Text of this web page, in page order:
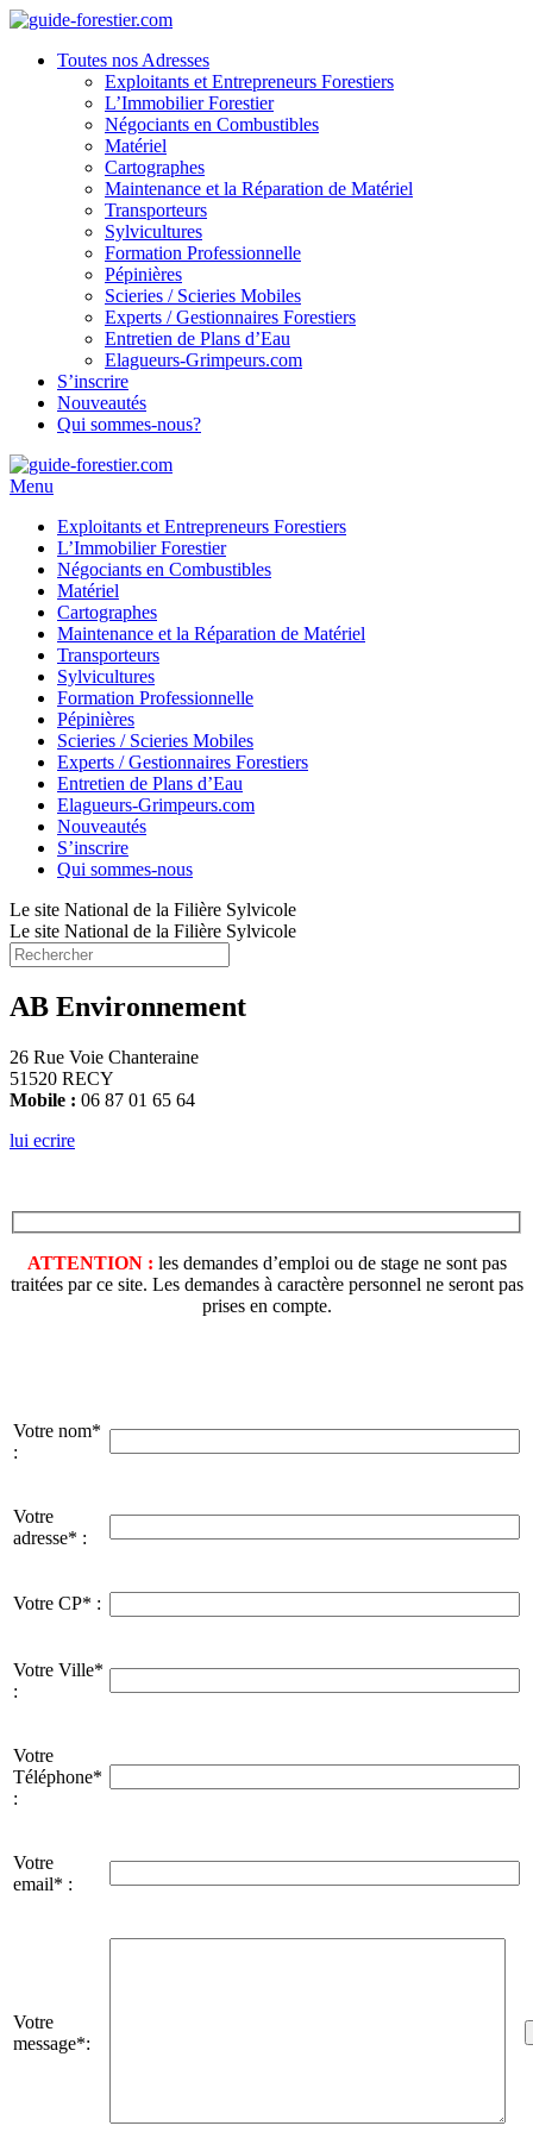
Toutes nos Adresses
Exploitants et Entrepreneurs Forestiers
L’Immobilier Forestier
Négociants en Combustibles
Matériel
Cartographes
Maintenance et la Réparation de Matériel
Transporteurs
Sylvicultures
Formation Professionnelle
Pépinières
Scieries / Scieries Mobiles
Experts / Gestionnaires Forestiers
Entretien de Plans d’Eau
Elagueurs-Grimpeurs.com
S’inscrire
Nouveautés
Qui sommes-nous?
Menu
Exploitants et Entrepreneurs Forestiers
L’Immobilier Forestier
Négociants en Combustibles
Matériel
Cartographes
Maintenance et la Réparation de Matériel
Transporteurs
Sylvicultures
Formation Professionnelle
Pépinières
Scieries / Scieries Mobiles
Experts / Gestionnaires Forestiers
Entretien de Plans d’Eau
Elagueurs-Grimpeurs.com
Nouveautés
S’inscrire
Qui sommes-nous
Le site National de la Filière Sylvicole
Le site National de la Filière Sylvicole
AB Environnement
26 Rue Voie Chanteraine
51520 RECY
Mobile : 06 87 01 65 64
lui ecrire
ATTENTION : les demandes d’emploi ou de stage ne sont pas
traitées par ce site. Les demandes à caractère personnel ne seront pas
prises en compte.
Votre nom*
:
Votre
adresse* :
Votre CP* :
Votre Ville*
:
Votre
Téléphone*
:
Votre
email* :
Votre
message*: